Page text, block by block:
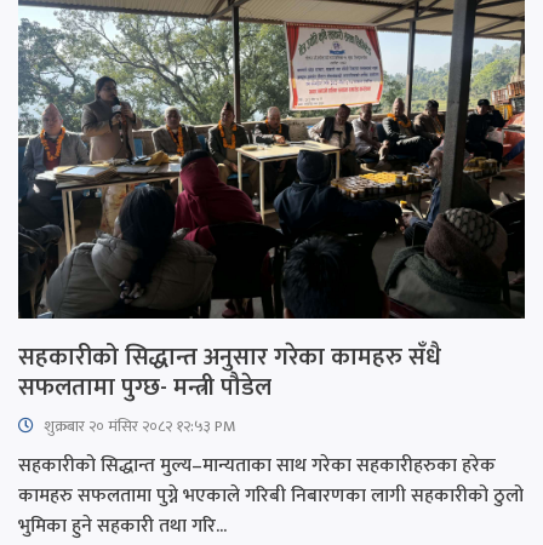
सहकारीको सिद्धान्त अनुसार गरेका कामहरु सँधै
सफलतामा पुग्छ- मन्त्री पौडेल
शुक्रबार​ २० मंसिर २०८२ १२:५३ PM
सहकारीको सिद्धान्त मुल्य–मान्यताका साथ गरेका सहकारीहरुका हरेक
कामहरु सफलतामा पुग्ने भएकाले गरिबी निबारणका लागी सहकारीको ठुलो
भुमिका हुने सहकारी तथा गरि...